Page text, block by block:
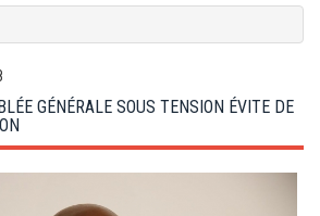
GÉNÉRALE SOUS TENSION ÉVITE DE